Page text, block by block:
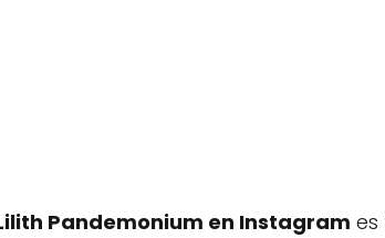
Pandemonium en Instagram